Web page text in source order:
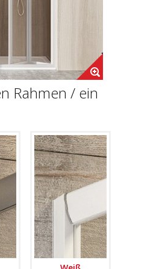
Rahmen / ein